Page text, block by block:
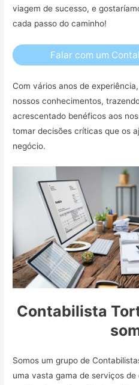
viagem de sucesso, e
cada passo do caminho!
Falar com um
Com vários anos de
nossos conhecimentos,
acrescentado benéficos aos
tomar decisões críticas que os
negócio.
Contabilista
Somos um grupo de
uma vasta gama de serviços